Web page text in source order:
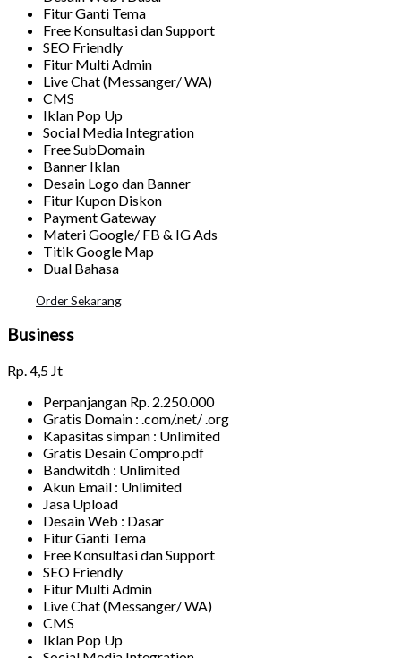
Fitur Ganti Tema
Free Konsultasi dan Support
SEO Friendly
Fitur Multi Admin
Live Chat (Messanger/ WA)
CMS
Iklan Pop Up
Social Media Integration
Free SubDomain
Banner Iklan
Desain Logo dan Banner
Fitur Kupon Diskon
Payment Gateway
Materi Google/ FB & IG Ads
Titik Google Map
Dual Bahasa
Order Sekarang
Business
Rp.4,5 Jt
Perpanjangan Rp. 2.250.000
Gratis Domain : .com/.net/ .org
Kapasitas simpan : Unlimited
Gratis Desain Compro.pdf
Bandwitdh : Unlimited
Akun Email : Unlimited
Jasa Upload
Desain Web : Dasar
Fitur Ganti Tema
Free Konsultasi dan Support
SEO Friendly
Fitur Multi Admin
Live Chat (Messanger/ WA)
CMS
Iklan Pop Up